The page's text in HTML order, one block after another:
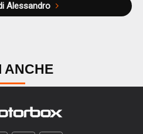
Alessandro
ANCHE